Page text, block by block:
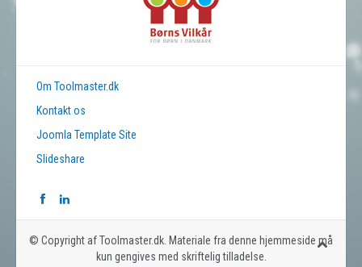
Om Toolmaster.dk
Kontakt os
Joomla Template Site
Slideshare
© Copyright af Toolmaster.dk. Materiale fra denne hjemmeside må
kun gengives med skriftelig tilladelse.